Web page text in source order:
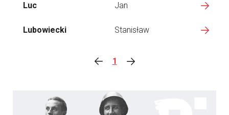
Luc Jan
Lubowiecki Stanisław
1